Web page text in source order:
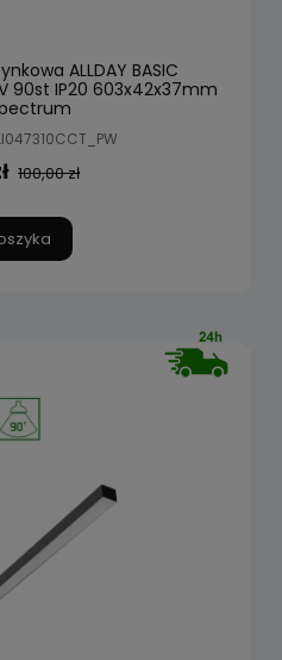
ALLDAY BASIC
90st IP20 603x42x37mm
100,00 zł